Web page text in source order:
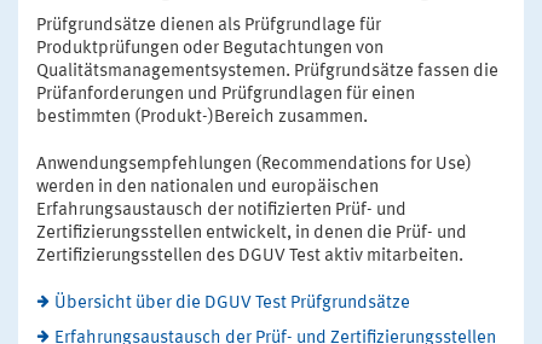
Prüfgrundsätze dienen als Prüfgrundlage für
Produktprüfungen oder Begutachtungen von
Qualitätsmanagementsystemen. Prüfgrundsätze fassen die
Prüfanforderungen und Prüfgrundlagen für einen
bestimmten (Produkt-)Bereich zusammen.
Anwendungsempfehlungen (Recommendations for Use)
werden in den nationalen und europäischen
Erfahrungsaustausch der notifizierten Prüf- und
Zertifizierungsstellen entwickelt, in denen die Prüf- und
Zertifizierungsstellen des DGUV Test aktiv mitarbeiten.
Übersicht über die DGUV Test Prüfgrundsätze
Erfahrungsaustausch der Prüf- und Zertifizierungsstellen